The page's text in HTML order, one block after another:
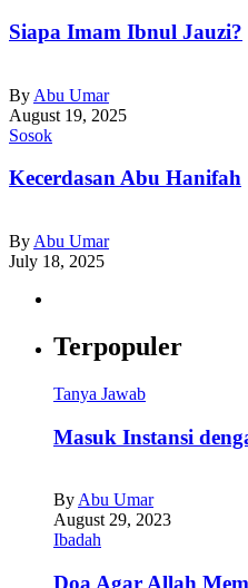
Siapa Imam Ibnul Jauzi?
By Abu Umar
August 19, 2025
Sosok
Kecerdasan Abu Hanifah
By Abu Umar
July 18, 2025
Terpopuler
Tanya Jawab
Masuk Instansi
By Abu Umar
August 29, 2023
Ibadah
Doa Agar Allah